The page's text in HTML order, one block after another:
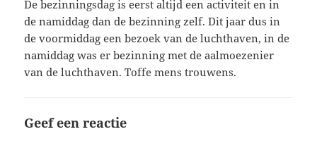
De bezinningsdag is eerst altijd een activiteit en in
de namiddag dan de bezinning zelf. Dit jaar dus in
de voormiddag een bezoek van de luchthaven, in de
namiddag was er bezinning met de aalmoezenier
van de luchthaven. Toffe mens trouwens.
Geef een reactie